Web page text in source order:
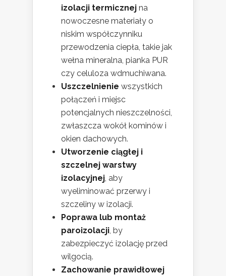
izolacji termicznej na
nowoczesne materiały o
niskim współczynniku
przewodzenia ciepła, takie jak
wełna mineralna, pianka PUR
czy celuloza wdmuchiwana.
Uszczelnienie wszystkich
połączeń i miejsc
potencjalnych nieszczelności,
zwłaszcza wokół kominów i
okien dachowych.
Utworzenie ciągłej i
szczelnej warstwy
izolacyjnej , aby
wyeliminować przerwy i
szczeliny w izolacji.
Poprawa lub montaż
paroizolacji , by
zabezpieczyć izolację przed
wilgocią.
Zachowanie prawidłowej